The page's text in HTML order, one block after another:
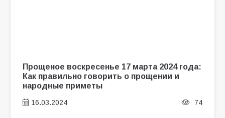
Прощеное воскресенье 17 марта 2024 года:
Как правильно говорить о прощении и
народные приметы
16.03.2024 74